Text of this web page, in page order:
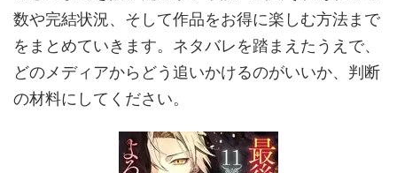
数や完結状況、そして作品をお得に楽しむ方法まで
をまとめていきます。ネタバレを踏まえたうえで、
どのメディアからどう追いかけるのがいいか、判断
の材料にしてください。